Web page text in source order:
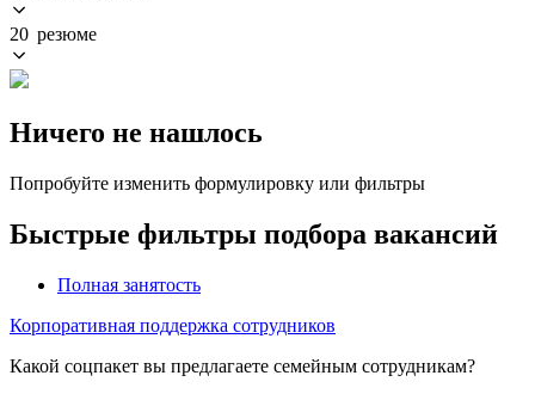
20 резюме
Ничего не нашлось
Попробуйте изменить формулировку или фильтры
Быстрые фильтры подбора вакансий
Полная занятость
Корпоративная поддержка сотрудников
Какой соцпакет вы предлагаете семейным сотрудникам?